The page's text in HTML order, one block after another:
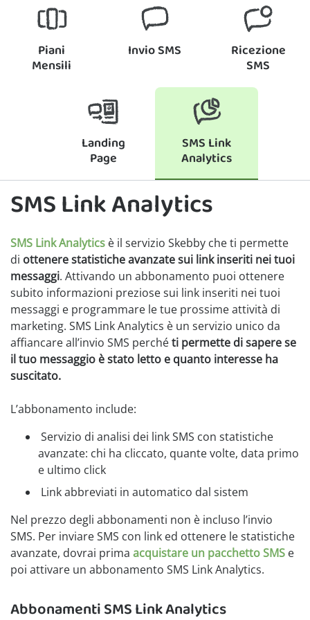
Piani
Mensili
Invio SMS Ricezione
SMS
Landing
Page
SMS Link
Analytics
SMS Link Analytics
SMS Link Analytics è il servizio Skebby che ti permette
di ottenere statistiche avanzate sui link inseriti nei tuoi
messaggi. Attivando un abbonamento puoi ottenere
subito informazioni preziose sui link inseriti nei tuoi
messaggi e programmare le tue prossime attività di
marketing. SMS Link Analytics è un servizio unico da
affiancare all’invio SMS perchéti permette di sapere se
il tuo messaggio è stato letto e quanto interesse ha
suscitato.
L’abbonamento include:
Servizio di analisi dei link SMS con statistiche
avanzate: chi ha cliccato, quante volte, data primo
e ultimo click
Link abbreviati in automatico dal sistem
Nel prezzo degli abbonamenti non è incluso l’invio
SMS. Per inviare SMS con link ed ottenere le statistiche
avanzate, dovrai prima acquistare un pacchetto SMS e
poi attivare un abbonamento SMS Link Analytics.
Abbonamenti SMS Link Analytics